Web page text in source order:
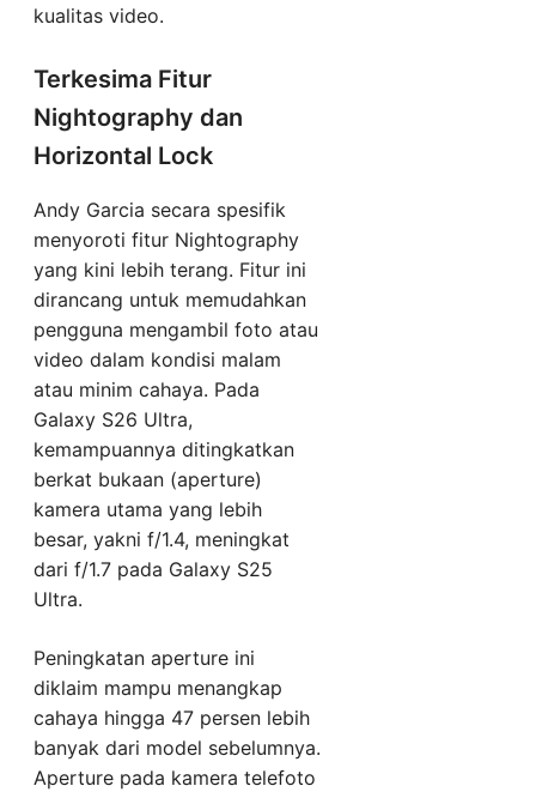
kualitas video.
Terkesima Fitur
Nightography dan
Horizontal Lock
Andy Garcia secara spesifik
menyoroti fitur Nightography
yang kini lebih terang. Fitur ini
dirancang untuk memudahkan
pengguna mengambil foto atau
video dalam kondisi malam
atau minim cahaya. Pada
Galaxy S26 Ultra,
kemampuannya ditingkatkan
berkat bukaan (aperture)
kamera utama yang lebih
besar, yakni f/1.4, meningkat
dari f/1.7 pada Galaxy S25
Ultra.
Peningkatan aperture ini
diklaim mampu menangkap
cahaya hingga 47 persen lebih
banyak dari model sebelumnya.
Aperture pada kamera telefoto